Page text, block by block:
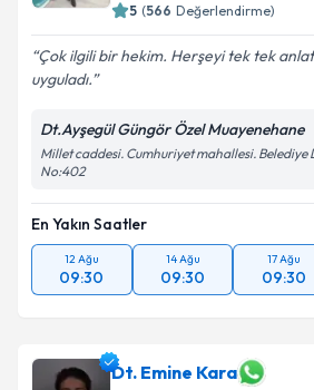
5 (566 Değerlendirme)
Çok ilgili bir hekim. Herşeyi tek tek
uyguladı.
Dt.Ayşegül Güngör Özel Muayenehane
Millet caddesi. Cumhuriyet mahallesi. Belediye
No:402
En Yakın Saatler
12 Ağu
09:30
14 Ağu
09:30
17 Ağu
09:30
Dt. Emine Kara